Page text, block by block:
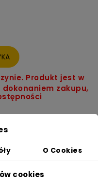
Produkt jest w
zakupu,
O Cookies
cookies